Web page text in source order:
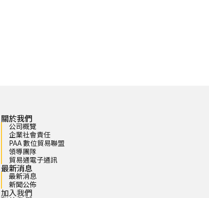
關於我們
公司概覽
企業社會責任
PAA 數位貿易聯盟
領導團隊
貿易通電子通訊
最新消息
最新消息
新聞公佈
加入我們